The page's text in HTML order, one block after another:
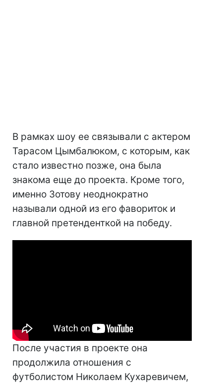
В рамках шоу ее связывали с актером
Тарасом Цымбалюком, с которым, как
стало известно позже, она была
знакома еще до проекта. Кроме того,
именно Зотову неоднократно
называли одной из его фавориток и
главной претенденткой на победу.
После участия в проекте она
продолжила отношения с
футболистом Николаем Кухаревичем,